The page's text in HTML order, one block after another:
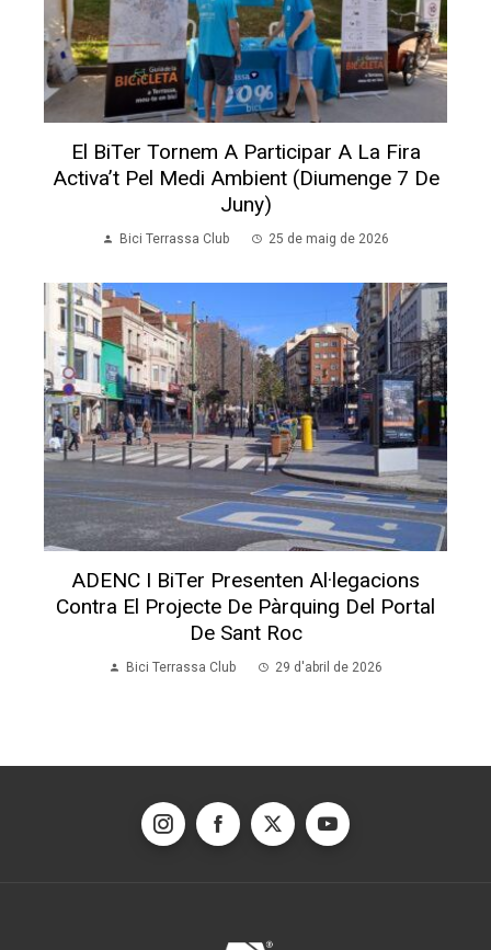
El BiTer Tornem A Participar A La Fira
Activa’t Pel Medi Ambient (diumenge 7 De
Juny)
Bici Terrassa Club 25 de maig de 2026
ADENC I BiTer Presenten Al·legacions
Contra El Projecte De Pàrquing Del Portal
De Sant Roc
Bici Terrassa Club 29 d'abril de 2026